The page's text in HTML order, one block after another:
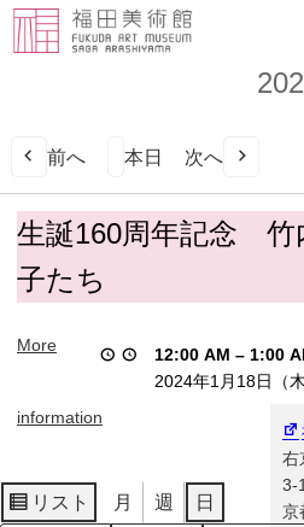
前へ 本日 次へ
生
誕
160
周
記
竹
鳳
と
生誕160周年記念 竹
子たち
12:00 AM – 1:00
2024年1月18日（木
右
3-
京
More
information
リスト
表
月 週 日